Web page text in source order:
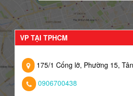
VP TẠI TPHCM
175/1 Cống lỡ, Phường 15,
0906700438